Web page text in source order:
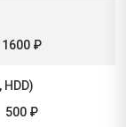
1600 ₽
500 ₽